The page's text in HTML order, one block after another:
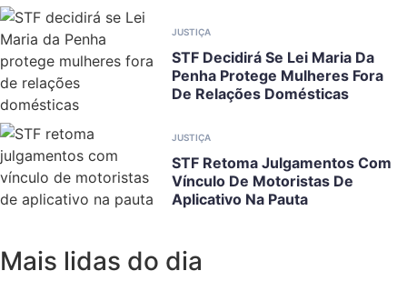
JUSTIÇA
STF Decidirá Se Lei Maria Da
Penha Protege Mulheres Fora
De Relações Domésticas
JUSTIÇA
STF Retoma Julgamentos Com
Vínculo De Motoristas De
Aplicativo Na Pauta
Mais lidas do dia